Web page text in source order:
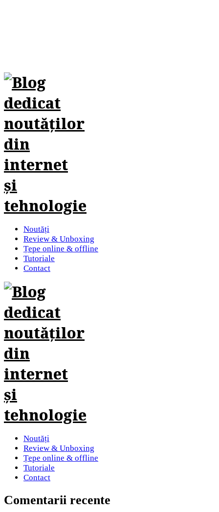
Noutăți
Review & Unboxing
Țepe online & offline
Tutoriale
Contact
Noutăți
Review & Unboxing
Țepe online & offline
Tutoriale
Contact
Comentarii recente